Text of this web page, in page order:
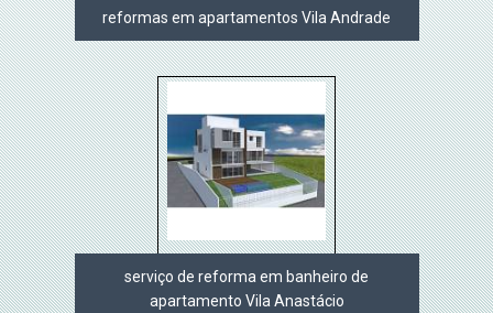
reformas em apartamentos Vila Andrade
serviço de reforma em banheiro de
apartamento Vila Anastácio